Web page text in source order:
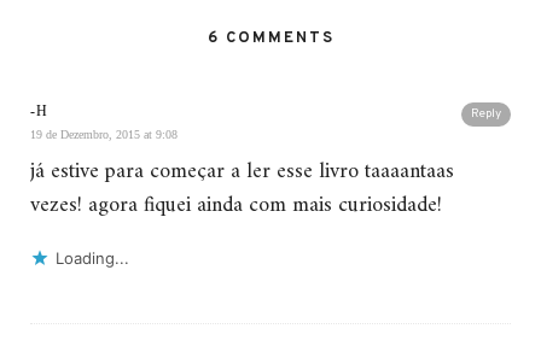
6 COMMENTS
Reply
-H
19 de Dezembro, 2015 at 9:08
já estive para começar a ler esse livro taaaantaas
vezes! agora fiquei ainda com mais curiosidade!
Loading...